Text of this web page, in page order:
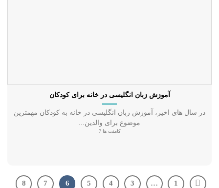
آموزش زبان انگلیسی در خانه برای کودکان
در سال های اخیر، آموزش زبان انگلیسی در خانه به کودکان مهمترین
موضوع برای والدین...
کامنت ها 7
1
…
3
4
5
6
7
8